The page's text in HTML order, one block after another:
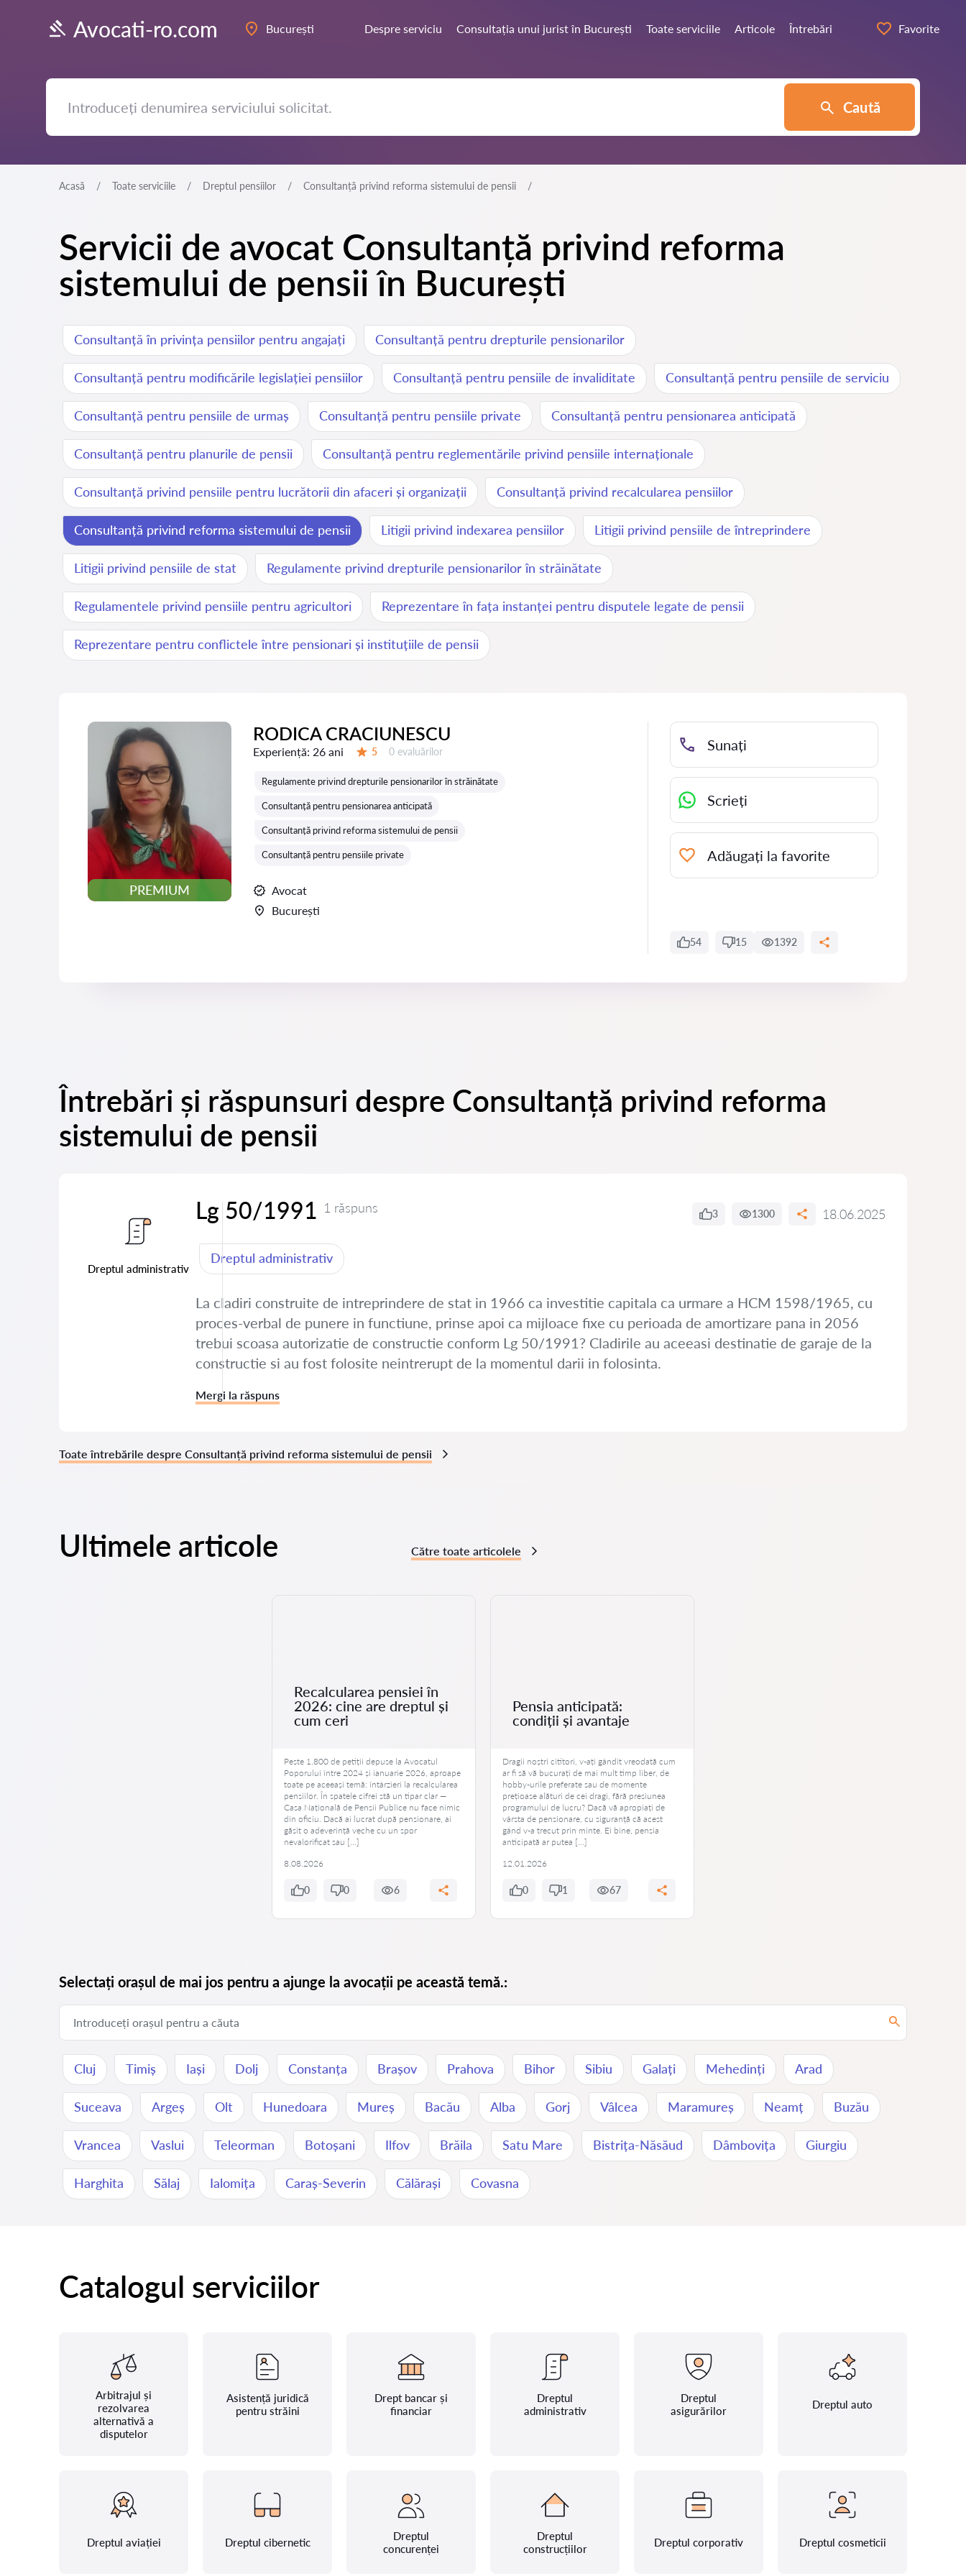
Avocati-ro.com București Despre serviciu Consultația unui jurist în București Toate serviciile Articole Întrebări Favorite
Caută
Acasă Toate serviciile Dreptul pensiilor Consultanță privind reforma sistemului de pensii
Servicii de avocat Consultanță privind reforma
sistemului de pensii în București
Consultanță în privința pensiilor pentru angajați Consultanță pentru drepturile pensionarilor
Consultanță pentru modificările legislației pensiilor Consultanță pentru pensiile de invaliditate Consultanță pentru pensiile de serviciu
Consultanță pentru pensiile de urmaș Consultanță pentru pensiile private Consultanță pentru pensionarea anticipată
Consultanță pentru planurile de pensii Consultanță pentru reglementările privind pensiile internaționale
Consultanță privind pensiile pentru lucrătorii din afaceri și organizații Consultanță privind recalcularea pensiilor
Consultanță privind reforma sistemului de pensii Litigii privind indexarea pensiilor Litigii privind pensiile de întreprindere
Litigii privind pensiile de stat Regulamente privind drepturile pensionarilor în străinătate
Regulamentele privind pensiile pentru agricultori Reprezentare în fața instanței pentru disputele legate de pensii
Reprezentare pentru conflictele între pensionari și instituțiile de pensii
PREMIUM
RODICA CRACIUNESCU
Experiență: 26 ani 5 Evaluărilor:
0 evaluărilor
Regulamente privind drepturile pensionarilor în străinătate
Consultanță pentru pensionarea anticipată
Consultanță privind reforma sistemului de pensii
Consultanță pentru pensiile private
Avocat
București
Sunați
Scrieți
Adăugați la favorite
54 15 1392
Întrebări și răspunsuri despre Consultanță privind reforma
sistemului de pensii
Dreptul administrativ
Lg 50/1991 1 răspuns 3 1300 18.06.2025
Dreptul administrativ
La cladiri construite de intreprindere de stat in 1966 ca investitie capitala ca urmare a HCM 1598/1965, cu
proces-verbal de punere in functiune, prinse apoi ca mijloace fixe cu perioada de amortizare pana in 2056
trebui scoasa autorizatie de constructie conform Lg 50/1991? Cladirile au aceeasi destinatie de garaje de la
constructie si au fost folosite neintrerupt de la momentul darii in folosinta.
Mergi la răspuns
Toate întrebările despre Consultanță privind reforma sistemului de pensii
Ultimele articole Către toate articolele
Recalcularea pensiei în
2026: cine are dreptul și
cum ceri
Peste 1.800 de petiții depuse la Avocatul
Poporului între 2024 și ianuarie 2026, aproape
toate pe aceeași temă: întârzieri la recalcularea
pensiilor. În spatele cifrei stă un tipar clar —
Casa Națională de Pensii Publice nu face nimic
din oficiu. Dacă ai lucrat după pensionare, ai
găsit o adeverință veche cu un spor
nevalorificat sau […]
8.08.2026
0 0 6
Pensia anticipată:
condiții și avantaje
Dragii noștri cititori, v-ați gândit vreodată cum
ar fi să vă bucurați de mai mult timp liber, de
hobby-urile preferate sau de momente
prețioase alături de cei dragi, fără presiunea
programului de lucru? Dacă vă apropiați de
vârsta de pensionare, cu siguranță că acest
gând v-a trecut prin minte. Ei bine, pensia
anticipată ar putea […]
12.01.2026
0 1 67
Selectați orașul de mai jos pentru a ajunge la avocații pe această temă.:
Cluj Timiș Iași Dolj Constanța Brașov Prahova Bihor Sibiu Galați Mehedinți Arad
Suceava Argeș Olt Hunedoara Mureș Bacău Alba Gorj Vâlcea Maramureș Neamț Buzău
Vrancea Vaslui Teleorman Botoșani Ilfov Brăila Satu Mare Bistrița-Năsăud Dâmbovița Giurgiu
Harghita Sălaj Ialomița Caraș-Severin Călărași Covasna
Catalogul serviciilor
Arbitrajul și
rezolvarea
alternativă a
disputelor
Asistență juridică
pentru străini
Drept bancar și
financiar
Dreptul
administrativ
Dreptul
asigurărilor
Dreptul auto
Dreptul aviației Dreptul cibernetic
Dreptul
concurenței
Dreptul
construcțiilor
Dreptul corporativ Dreptul cosmeticii